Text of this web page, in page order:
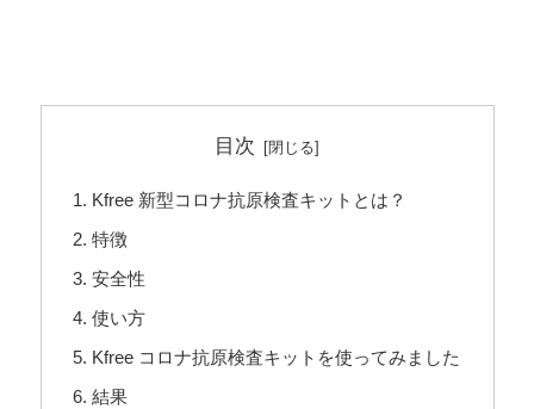
目次
Kfree 新型コロナ抗原検査キットとは？
特徴
安全性
使い方
Kfree コロナ抗原検査キットを使ってみました
結果